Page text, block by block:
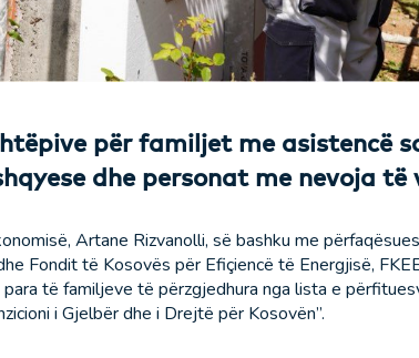
për familjet me asistencë
dhe personat me nevoja të
Artane Rizvanolli, së bashku me
Fondit të Kosovës për Efiçiencë të Energjisë,
të familjeve të përzgjedhura nga lista e
i Gjelbër dhe i Drejtë për Kosovën”.